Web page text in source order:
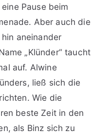
Pause beim
Aber auch die
aneinander
„Klünder“ taucht
auf. Alwine
ließ sich die
Wie die
beste Zeit in den
als Binz sich zu